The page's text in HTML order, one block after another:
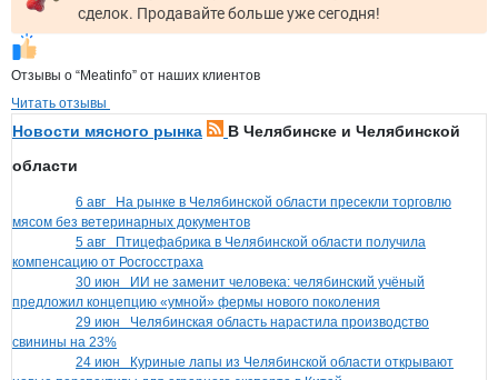
сделок. Продавайте больше уже сегодня!
Отзывы о “Meatinfo” от наших клиентов
Читать отзывы
Новости мясного рынка
В Челябинске и Челябинской
области
6 авг На рынке в Челябинской области пресекли торговлю
мясом без ветеринарных документов
5 авг Птицефабрика в Челябинской области получила
компенсацию от Росгосстраха
30 июн ИИ не заменит человека: челябинский учёный
предложил концепцию «умной» фермы нового поколения
29 июн Челябинская область нарастила производство
свинины на 23%
24 июн Куриные лапы из Челябинской области открывают